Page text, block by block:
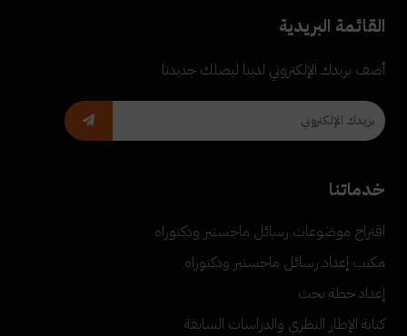
القائمة البريدية
أضف بريدك الإلكتروني لدينا ليصلك جديدنا
خدماتنا
اقتراح موضوعات رسائل ماجستير ودكتوراه
مكتب إعداد رسائل ماجستير ودكتوراه
إعداد خطة بحث
كتابة الإطار النظري والدراسات السابقة